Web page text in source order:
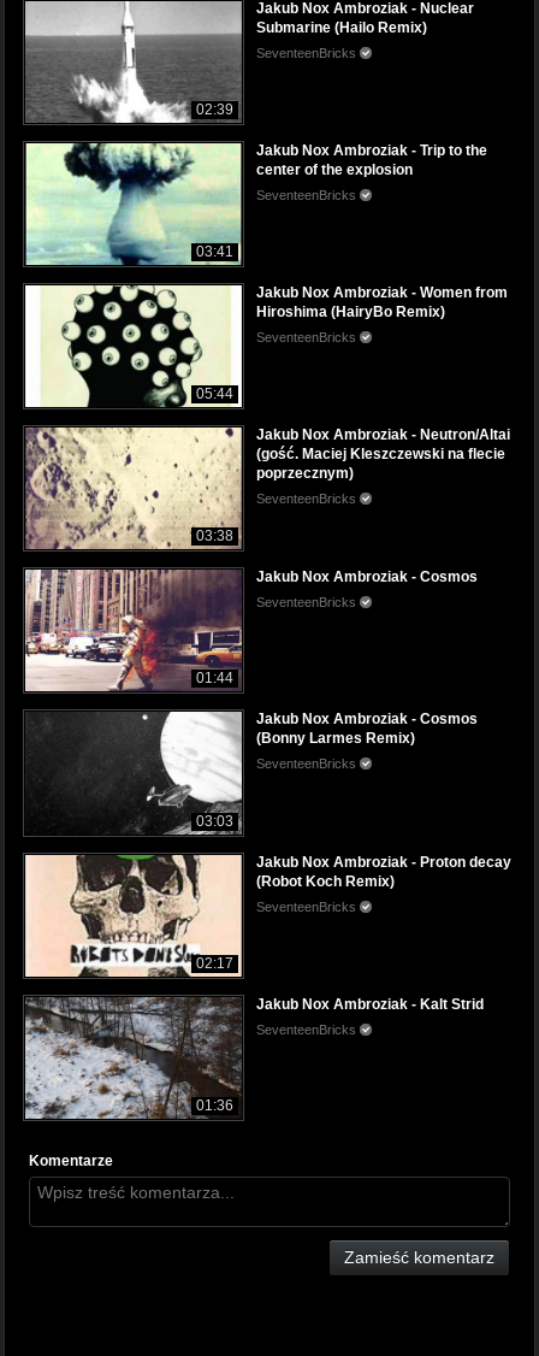
02:39
Jakub Nox Ambroziak - Nuclear
Submarine (Hailo Remix)
SeventeenBricks
03:41
Jakub Nox Ambroziak - Trip to the
center of the explosion
SeventeenBricks
05:44
Jakub Nox Ambroziak - Women from
Hiroshima (HairyBo Remix)
SeventeenBricks
03:38
Jakub Nox Ambroziak - Neutron/Altai
(gość. Maciej Kleszczewski na flecie
poprzecznym)
SeventeenBricks
01:44
Jakub Nox Ambroziak - Cosmos
SeventeenBricks
03:03
Jakub Nox Ambroziak - Cosmos
(Bonny Larmes Remix)
SeventeenBricks
02:17
Jakub Nox Ambroziak - Proton decay
(Robot Koch Remix)
SeventeenBricks
01:36
Jakub Nox Ambroziak - Kalt Strid
SeventeenBricks
Komentarze
Zamieść komentarz